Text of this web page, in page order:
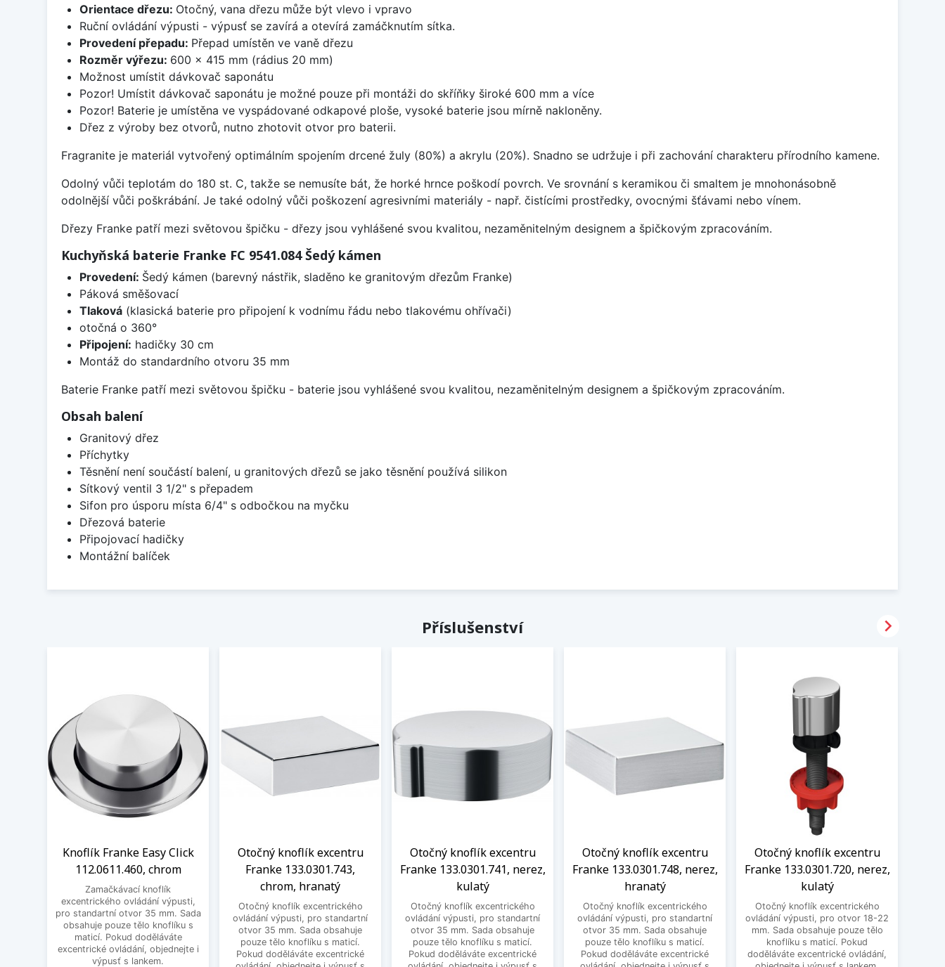
Orientace dřezu: Otočný, vana dřezu může být vlevo i vpravo
Ruční ovládání výpusti - výpusť se zavírá a otevírá zamáčknutím sítka.
Provedení přepadu: Přepad umístěn ve vaně dřezu
Rozměr výřezu: 600 x 415 mm (rádius 20 mm)
Možnost umístit dávkovač saponátu
Pozor! Umístit dávkovač saponátu je možné pouze při montáži do skříňky široké 600 mm a více
Pozor! Baterie je umístěna ve vyspádované odkapové ploše, vysoké baterie jsou mírně nakloněny.
Dřez z výroby bez otvorů, nutno zhotovit otvor pro baterii.
Fragranite je materiál vytvořený optimálním spojením drcené žuly (80%) a akrylu (20%). Snadno se udržuje i při zachování charakteru přírodního kamene.
Odolný vůči teplotám do 180 st. C, takže se nemusíte bát, že horké hrnce poškodí povrch. Ve srovnání s keramikou či smaltem je mnohonásobně
odolnější vůči poškrábání. Je také odolný vůči poškození agresivními materiály - např. čistícími prostředky, ovocnými šťávami nebo vínem.
Dřezy Franke patří mezi světovou špičku - dřezy jsou vyhlášené svou kvalitou, nezaměnitelným designem a špičkovým zpracováním.
Kuchyňská baterie Franke FC 9541.084 Šedý kámen
Provedení: Šedý kámen (barevný nástřik, sladěno ke granitovým dřezům Franke)
Páková směšovací
Tlaková(klasická baterie pro připojení k vodnímu řádu nebo tlakovému ohřívači)
otočná o 360°
Připojení: hadičky 30 cm
Montáž do standardního otvoru 35 mm
Baterie Franke patří mezi světovou špičku - baterie jsou vyhlášené svou kvalitou, nezaměnitelným designem a špičkovým zpracováním.
Obsah balení
Granitový dřez
Příchytky
Těsnění není součástí balení, u granitových dřezů se jako těsnění používá silikon
Sítkový ventil 3 1/2" s přepadem
Sifon pro úsporu místa 6/4" s odbočkou na myčku
Dřezová baterie
Připojovací hadičky
Montážní balíček
Příslušenství
Knoflík Franke Easy Click
112.0611.460, chrom
Zamačkávací knoflík
excentrického ovládání výpusti,
pro standartní otvor 35 mm. Sada
obsahuje pouze tělo knoflíku s
maticí. Pokud doděláváte
excentrické ovládání, objednejte i
výpusť s lankem.
Otočný knoflík excentru
Franke 133.0301.743,
chrom, hranatý
Otočný knoflík excentrického
ovládání výpusti, pro standartní
otvor 35 mm. Sada obsahuje
pouze tělo knoflíku s maticí.
Pokud doděláváte excentrické
Otočný knoflík excentru
Franke 133.0301.741, nerez,
kulatý
Otočný knoflík excentrického
ovládání výpusti, pro standartní
otvor 35 mm. Sada obsahuje
pouze tělo knoflíku s maticí.
Pokud doděláváte excentrické
Otočný knoflík excentru
Franke 133.0301.748, nerez,
hranatý
Otočný knoflík excentrického
ovládání výpusti, pro standartní
otvor 35 mm. Sada obsahuje
pouze tělo knoflíku s maticí.
Pokud doděláváte excentrické
Otočný knoflík excentru
Franke 133.0301.720, nerez,
kulatý
Otočný knoflík excentrického
ovládání výpusti, pro otvor 18-22
mm. Sada obsahuje pouze tělo
knoflíku s maticí. Pokud
doděláváte excentrické ovládání,
